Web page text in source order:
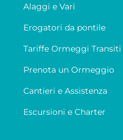
Alaggi e Vari
Erogatori da pontile
Tariffe Ormeggi Transiti
Prenota un Ormeggio
Cantieri e Assistenza
Escursioni e Charter